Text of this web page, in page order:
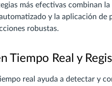
más efectivas combinan la
y la aplicación de
robustas.
Tiempo Real y
real ayuda a detectar y